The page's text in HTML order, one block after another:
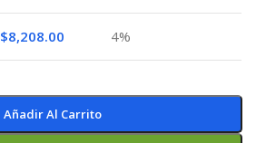
$8,208.00
4%
Añadir Al Carrito